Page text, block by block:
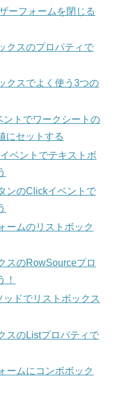
ーフォームを閉じる
クスのプロパティで
クスでよく使う3つの
ントでワークシートの
にセットする
ベントでテキストボ
ンのClickイベントで
ームのリストボック
スのRowSourceプロ
！
ッドでリストボックス
スのListプロパティで
ームにコンボボック